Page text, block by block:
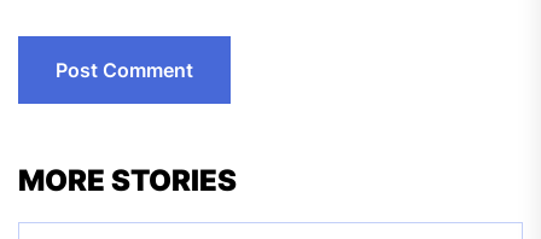
MORE STORIES